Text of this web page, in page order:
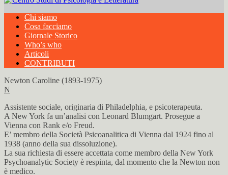
Chi siamo
Cosa facciamo
Giornale Storico
Who’s who
Articoli
CONTRIBUTI
Newton Caroline (1893-1975)
N
Assistente sociale, originaria di Philadelphia, e psicoterapeuta.
A New York fa un’analisi con Leonard Blumgart. Prosegue a
Vienna con Rank e/o Freud.
E’ membro della Società Psicoanalitica di Vienna dal 1924 fino al
1938 (anno della sua dissoluzione).
La sua richiesta di essere accettata come membro della New York
Psychoanalytic Society è respinta, dal momento che la Newton non
è medico.